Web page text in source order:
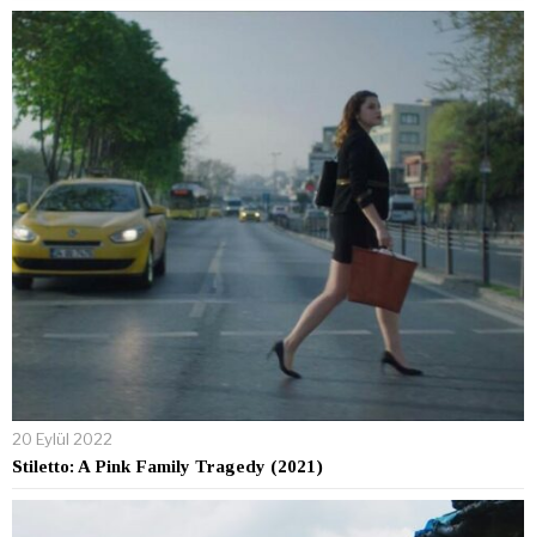
20 Eylül 2022
Stiletto: A Pink Family Tragedy (2021)